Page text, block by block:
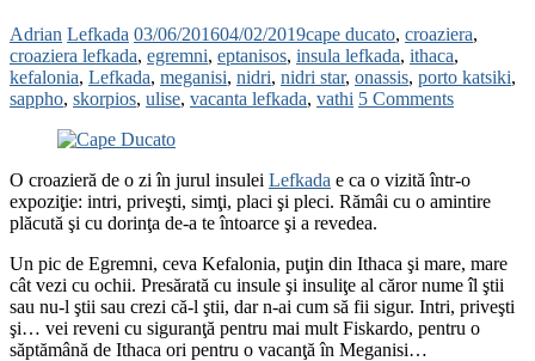
Adrian Lefkada 03/06/201604/02/2019cape ducato, croaziera,
croaziera lefkada, egremni, eptanisos, insula lefkada, ithaca,
kefalonia, Lefkada, meganisi, nidri, nidri star, onassis, porto katsiki,
sappho, skorpios, ulise, vacanta lefkada, vathi 5 Comments
O croazieră de o zi în jurul insulei Lefkada e ca o vizită într-o
expoziţie: intri, priveşti, simţi, placi şi pleci. Rămâi cu o amintire
plăcută şi cu dorinţa de-a te întoarce şi a revedea.
Un pic de Egremni, ceva Kefalonia, puţin din Ithaca şi mare, mare
cât vezi cu ochii. Presărată cu insule şi insuliţe al căror nume îl ştii
sau nu-l ştii sau crezi că-l ştii, dar n-ai cum să fii sigur. Intri, priveşti
şi… vei reveni cu siguranţă pentru mai mult Fiskardo, pentru o
săptămână de Ithaca ori pentru o vacanţă în Meganisi…